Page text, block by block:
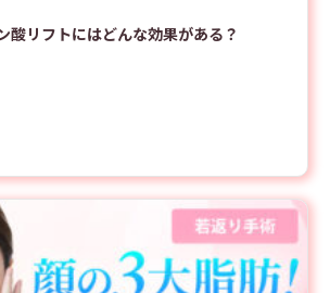
酸リフトにはどんな効果がある？